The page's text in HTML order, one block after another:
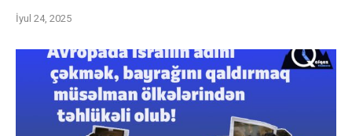
İyul 24, 2025